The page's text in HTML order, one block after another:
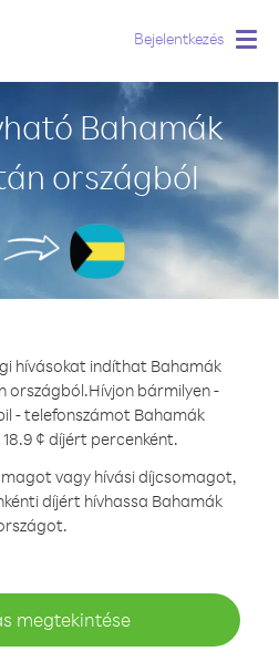
Bejelentkezés
Bahamák
országból
hívásokat indíthat Bahamák
országból.Hívjon bármilyen -
- telefonszámot Bahamák
¢ díjért percenként.
vagy hívási díjcsomagot,
díjért hívhassa Bahamák
megtekintése